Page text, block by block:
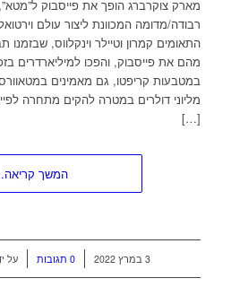
מארק צוקרברג הופך את פייסבוק
רבודה/מדומה המכוונת ליצור עולם
התאומים קמרון וטיילר וינקלווס,
מהם את פייסבוק, והפכו למיליארדרים
במטבעות קריפטו, גם מאמינים
מליוני דולרים במטרה להקים מתחרה
[…]
המשך
3 במרץ 2022 / 0 תגובות על